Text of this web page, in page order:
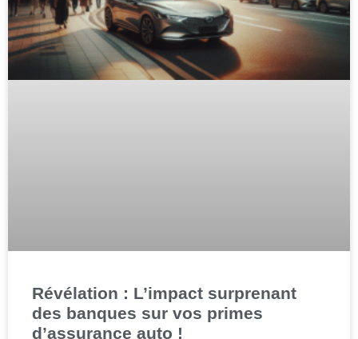
Révélation : L’impact surprenant
des banques sur vos primes
d’assurance auto !